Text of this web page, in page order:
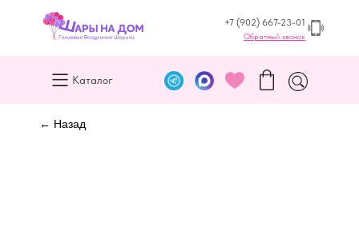
+7 (902) 667-23-01
Обратный звонок
Каталог
← Назад